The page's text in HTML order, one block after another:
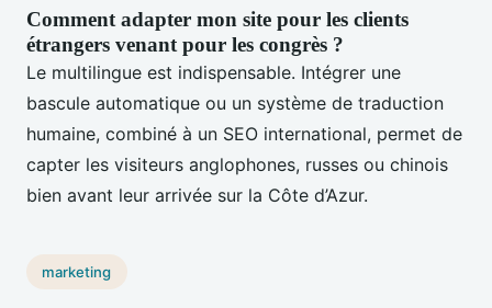
Comment adapter mon site pour les clients
étrangers venant pour les congrès ?
Le multilingue est indispensable. Intégrer une
bascule automatique ou un système de traduction
humaine, combiné à un SEO international, permet de
capter les visiteurs anglophones, russes ou chinois
bien avant leur arrivée sur la Côte d’Azur.
marketing